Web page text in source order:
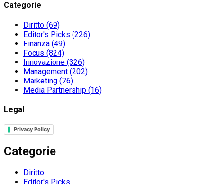
Categorie
Diritto (69)
Editor's Picks (226)
Finanza (49)
Focus (824)
Innovazione (326)
Management (202)
Marketing (76)
Media Partnership (16)
Legal
Privacy Policy
Categorie
Diritto
Editor's Picks